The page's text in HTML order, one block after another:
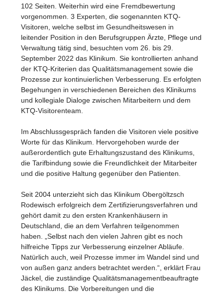
102 Seiten. Weiterhin wird eine Fremdbewertung
vorgenommen. 3 Experten, die sogenannten KTQ-
Visitoren, welche selbst im Gesundheitswesen in
leitender Position in den Berufsgruppen Ärzte, Pflege und
Verwaltung tätig sind, besuchten vom 26. bis 29.
September 2022 das Klinikum. Sie kontrollierten anhand
der KTQ-Kriterien das Qualitätsmanagement sowie die
Prozesse zur kontinuierlichen Verbesserung. Es erfolgten
Begehungen in verschiedenen Bereichen des Klinikums
und kollegiale Dialoge zwischen Mitarbeitern und dem
KTQ-Visitorenteam.
Im Abschlussgespräch fanden die Visitoren viele positive
Worte für das Klinikum. Hervorgehoben wurde der
außerordentlich gute Erhaltungszustand des Klinikums,
die Tarifbindung sowie die Freundlichkeit der Mitarbeiter
und die positive Haltung gegenüber den Patienten.
Seit 2004 unterzieht sich das Klinikum Obergöltzsch
Rodewisch erfolgreich dem Zertifizierungsverfahren und
gehört damit zu den ersten Krankenhäusern in
Deutschland, die an dem Verfahren teilgenommen
haben. „Selbst nach den vielen Jahren gibt es noch
hilfreiche Tipps zur Verbesserung einzelner Abläufe.
Natürlich auch, weil Prozesse immer im Wandel sind und
von außen ganz anders betrachtet werden.“, erklärt Frau
Jäckel, die zuständige Qualitätsmanagementbeauftragte
des Klinikums. Die Vorbereitungen und die